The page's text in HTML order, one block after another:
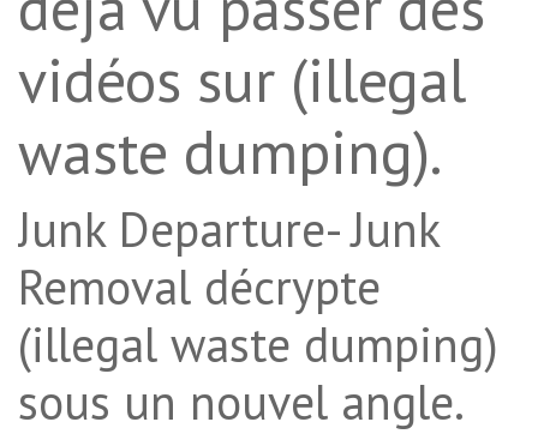
vidéos sur (illegal
waste dumping).
Junk Departure- Junk
Removal décrypte
(illegal waste dumping)
sous un nouvel angle.